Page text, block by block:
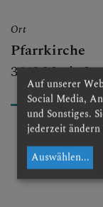
Ort
Pfarrkirche
3643 Maria
Auf unserer
Social Media,
und Sonstiges.
jederzeit
Auswählen...